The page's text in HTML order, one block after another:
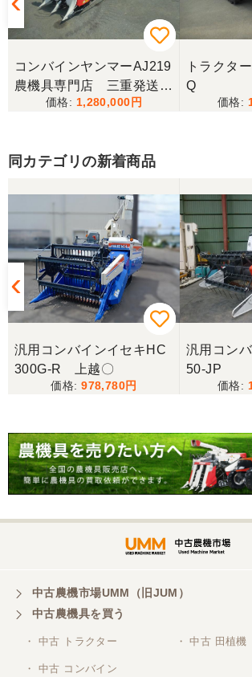
購入から引き取りまでスムーズでし
ございました。
三重県／
当方の要望に対して、素早く対応し
スタッフの鈴木さんが親切で機械に
対応頂きました。 ありがとう！ 少
が、今後も農機具を買う際はのう
ようと思います。
三重県／miraisann
写真と現物が違いすぎる
三重県／谷本勝美
こちらの、対応も、よく、大変、満
三重県／谷本勝美
こちらの、対応、も、よくして、く
対応も、よくしてくれました、有難
三重県／山本
対応ありがとうございました。
コンバインヤンマーAJ219
農機具専門店 三重発送整
備済み
1,280,000
トラクタ
Q
同カテゴリの新着商品
汎用コンバインイセキHC
300G-R 上越〇
978,780
汎用コン
50-JP
中古農機市場UMM（旧JUM）
中古農機具を買う
・ 中古 トラクター ・ 中古 田植機
・ 中古 コンバイン